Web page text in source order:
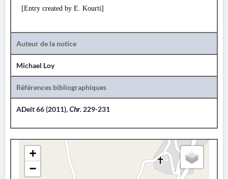
[Entry created by E. Kourti]
Auteur de la notice
Michael Loy
Références bibliographiques
ADelt 66 (2011),Chr. 229-231
+
−